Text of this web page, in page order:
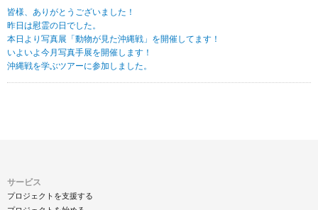
皆様、ありがとうございました！
昨日は慰霊の日でした。
本日より写真展「動物が見た沖縄戦」を開催してます！
いよいよ今月写真手展を開催します！
沖縄戦を学ぶツアーに参加しました。
サービス
プロジェクトを支援する